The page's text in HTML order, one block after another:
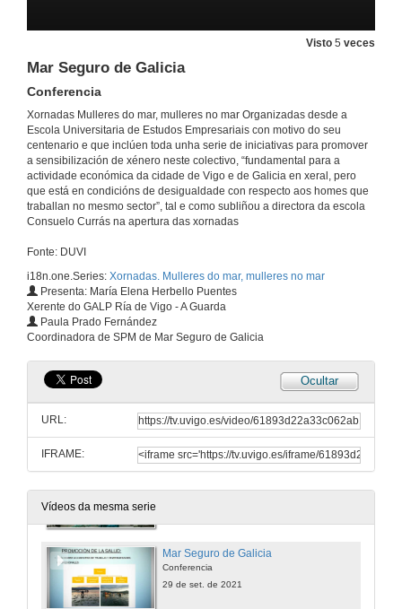
Visto 5 veces
Mar Seguro de Galicia
Conferencia
Xornadas Mulleres do mar, mulleres no mar Organizadas desde a
Escola Universitaria de Estudos Empresariais con motivo do seu
centenario e que inclúen toda unha serie de iniciativas para promover
a sensibilización de xénero neste colectivo, “fundamental para a
actividade económica da cidade de Vigo e de Galicia en xeral, pero
que está en condicións de desigualdade con respecto aos homes que
traballan no mesmo sector”, tal e como subliñou a directora da escola
Consuelo Currás na apertura das xornadas
Fonte: DUVI
i18n.one.Series: Xornadas. Mulleres do mar, mulleres no mar
Presenta: María Elena Herbello Puentes
Xerente do GALP Ría de Vigo - A Guarda
Paula Prado Fernández
Coordinadora de SPM de Mar Seguro de Galicia
Ocultar
URL:
IFRAME:
Vídeos da mesma serie
Presentación de · Mariana Toussaint
Perspectivas globais: a presenza de mulleres nos sectores da pesca e a acuicultura
Conferencia
29 de set. de 2021
29 de set. de 2021
Cofradía de pescadores: Santa Tegra
Conferencia
29 de set. de 2021
Mujeres Redeiras
Mar Seguro de Galicia
Conferencia
29 de set. de 2021